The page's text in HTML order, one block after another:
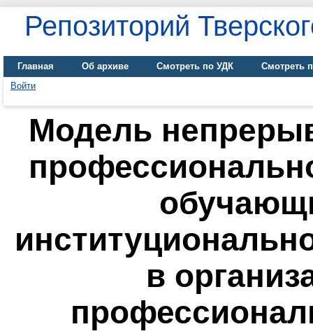
Репозиторий
Главная Об архиве Смотреть по УДК
Смотреть
Войти
Модель
в